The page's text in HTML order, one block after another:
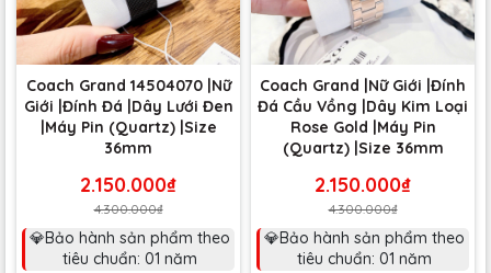
Coach Grand 14504070 |Nữ
Giới |Đính Đá |Dây Lưới Đen
|Máy Pin (Quartz) |Size
36mm
2.150.000₫
4.300.000₫
💎Bảo hành sản phẩm theo
tiêu chuẩn: 01 năm
Coach Grand |Nữ Giới |Đính
Đá Cầu Vồng |Dây Kim Loại
Rose Gold |Máy Pin
(Quartz) |Size 36mm
2.150.000₫
4.300.000₫
💎Bảo hành sản phẩm theo
tiêu chuẩn: 01 năm